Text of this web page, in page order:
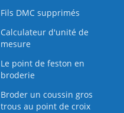
Fils DMC supprimés
Calculateur d'unité de
mesure
Le point de feston en
broderie
Broder un coussin gros
trous au point de croix